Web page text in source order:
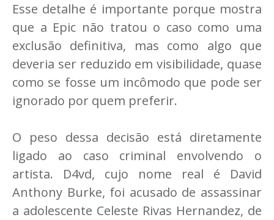
Esse detalhe é importante porque mostra
que a Epic não tratou o caso como uma
exclusão definitiva, mas como algo que
deveria ser reduzido em visibilidade, quase
como se fosse um incômodo que pode ser
ignorado por quem preferir.
O peso dessa decisão está diretamente
ligado ao caso criminal envolvendo o
artista. D4vd, cujo nome real é David
Anthony Burke, foi acusado de assassinar
a adolescente Celeste Rivas Hernandez, de